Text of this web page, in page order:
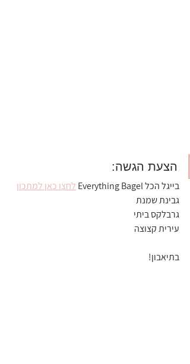
הצעת הגשה:
בייגל הכל Everything Bagel
לחצו כאן למתכון
גבינת שמנת
גרבלקס ביתי
עירית קצוצה
בתיאבון!